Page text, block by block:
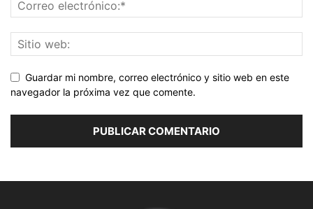
Guardar mi nombre, correo electrónico y sitio web en este
navegador la próxima vez que comente.